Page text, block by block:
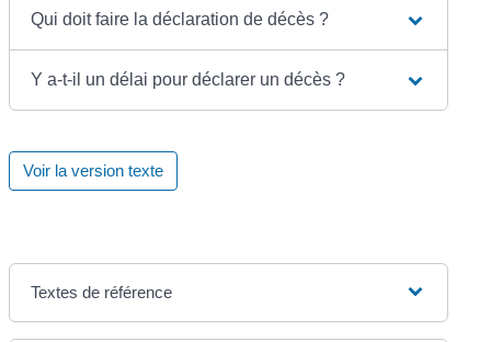
Qui doit faire la déclaration de décès ?
Y a-t-il un délai pour déclarer un décès ?
Voir la version texte
Textes de référence